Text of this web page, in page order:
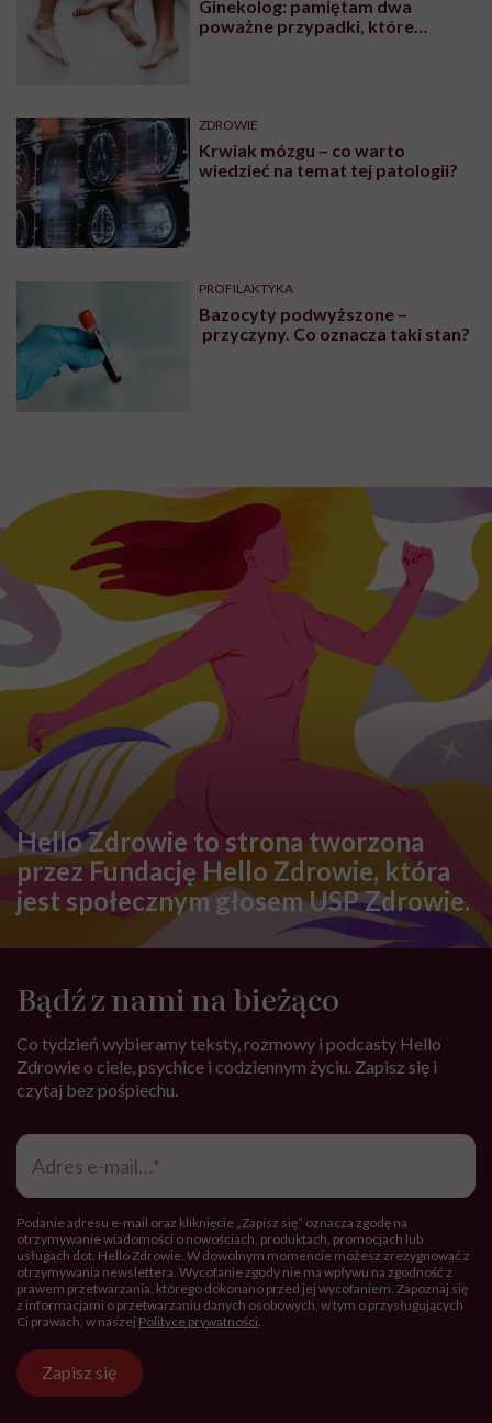
Ginekolog: pamiętam dwa
poważne przypadki, które
ZDROWIE
Krwiak mózgu – co warto
wiedzieć na temat tej patologii?
PROFILAKTYKA
Bazocyty podwyższone –
przyczyny. Co oznacza taki stan?
Hello Zdrowie to strona tworzona
przez Fundację Hello Zdrowie, która
jest społecznym głosem USP Zdrowie.
Bądź z nami na bieżąco
Co tydzień wybieramy teksty, rozmowy i podcasty Hello
Zdrowie o ciele, psychice i codziennym życiu. Zapisz się i
czytaj bez pośpiechu.
Adres
mail*
Podanie adresu e-mail oraz kliknięcie „Zapisz się” oznacza zgodę na
otrzymywanie wiadomości o nowościach, produktach, promocjach lub
usługach dot. Hello Zdrowie. W dowolnym momencie możesz zrezygnować z
otrzymywania newslettera. Wycofanie zgody nie ma wpływu na zgodność z
prawem przetwarzania, którego dokonano przed jej wycofaniem. Zapoznaj się
z informacjami o przetwarzaniu danych osobowych, w tym o przysługujących
Ci prawach, w naszej Polityce prywatności
Zapisz się